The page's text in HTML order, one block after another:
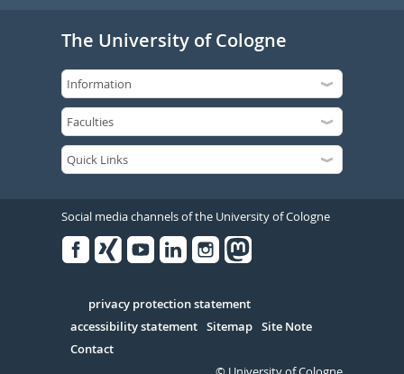
The University of Cologne
Social media channels of the University of Cologne
Serivce
privacy protection statement
accessibility statement Sitemap Site Note
Contact